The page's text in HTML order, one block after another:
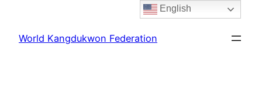
content
World Kangdukwon Federation
English